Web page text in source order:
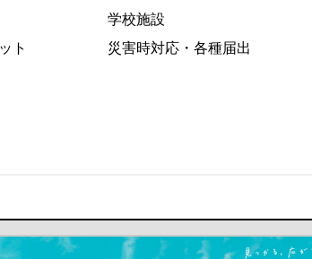
ト
学校施設
災害時対応・各種届出
ンドウが開きます）